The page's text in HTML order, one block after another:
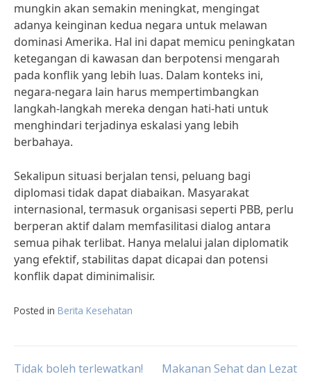
mungkin akan semakin meningkat, mengingat
adanya keinginan kedua negara untuk melawan
dominasi Amerika. Hal ini dapat memicu peningkatan
ketegangan di kawasan dan berpotensi mengarah
pada konflik yang lebih luas. Dalam konteks ini,
negara-negara lain harus mempertimbangkan
langkah-langkah mereka dengan hati-hati untuk
menghindari terjadinya eskalasi yang lebih
berbahaya.
Sekalipun situasi berjalan tensi, peluang bagi
diplomasi tidak dapat diabaikan. Masyarakat
internasional, termasuk organisasi seperti PBB, perlu
berperan aktif dalam memfasilitasi dialog antara
semua pihak terlibat. Hanya melalui jalan diplomatik
yang efektif, stabilitas dapat dicapai dan potensi
konflik dapat diminimalisir.
Posted in Berita Kesehatan
Tidak boleh terlewatkan!
Makanan Sehat dan Lezat